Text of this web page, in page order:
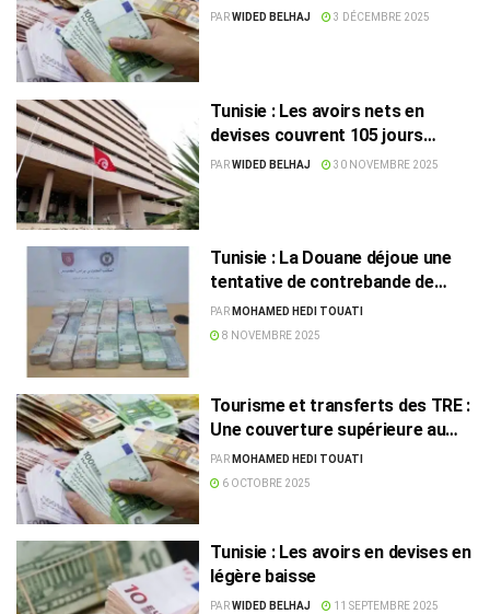
PARWIDED BELHAJ 3 DÉCEMBRE 2025
Tunisie : Les avoirs nets en
devises couvrent 105 jours
d’importation
PARWIDED BELHAJ 30 NOVEMBRE 2025
Tunisie : La Douane déjoue une
tentative de contrebande de
devises d’une valeur de 1,5 MD
PAR MOHAMED HEDI TOUATI
8 NOVEMBRE 2025
Tourisme et transferts des TRE :
Une couverture supérieure au
remboursement de la dette
PAR MOHAMED HEDI TOUATI
6 OCTOBRE 2025
Tunisie : Les avoirs en devises en
légère baisse
PARWIDED BELHAJ 11 SEPTEMBRE 2025